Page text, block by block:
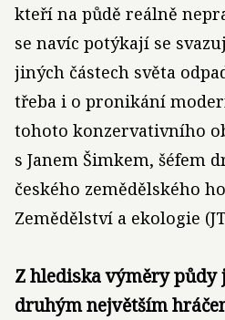
kteří na půdě reálně
se navíc potýkají se
jiných částech světa
třeba i o pronikání
tohoto konzervativního
s Janem Šimkem, šéfem
českého zemědělského
Zemědělství a ekologie
Z hlediska výměry půdy
druhým největším